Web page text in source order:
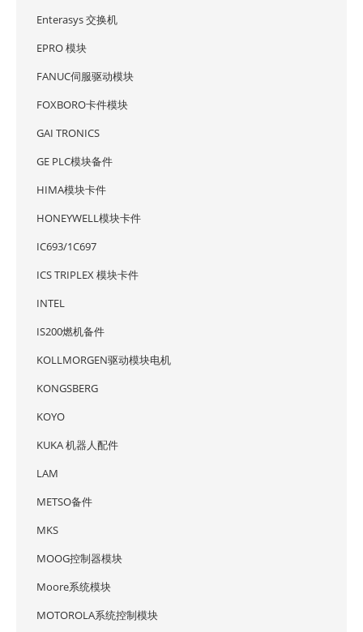
Enterasys 交换机
EPRO 模块
FANUC伺服驱动模块
FOXBORO卡件模块
GAI TRONICS
GE PLC模块备件
HIMA模块卡件
HONEYWELL模块卡件
IC693/1C697
ICS TRIPLEX 模块卡件
INTEL
IS200燃机备件
KOLLMORGEN驱动模块电机
KONGSBERG
KOYO
KUKA 机器人配件
LAM
METSO备件
MKS
MOOG控制器模块
Moore系统模块
MOTOROLA系统控制模块